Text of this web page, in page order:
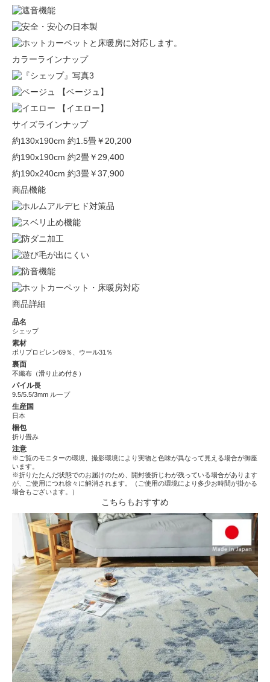
カラーラインナップ
【ベージュ】
【イエロー】
サイズラインナップ
約130x190cm 約1.5畳￥20,200
約190x190cm 約2畳￥29,400
約190x240cm 約3畳￥37,900
商品機能
商品詳細
品名
シェップ
素材
ポリプロピレン69％、ウール31％
裏面
不織布（滑り止め付き）
パイル長
9.5/5.5/3mm ループ
生産国
日本
梱包
折り畳み
注意
※ご覧のモニターの環境、撮影環境により実物と色味が異なって見える場合が御座
います。
※折りたたんだ状態でのお届けのため、開封後折じわが残っている場合があります
が、ご使用につれ徐々に解消されます。（ご使用の環境により多少お時間が掛かる
場合もございます。）
こちらもおすすめ